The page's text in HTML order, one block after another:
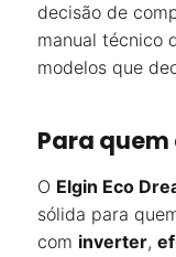
decisão de
manual técnico
modelos que
Para
O Elgin Eco
sólida para
com inverter,